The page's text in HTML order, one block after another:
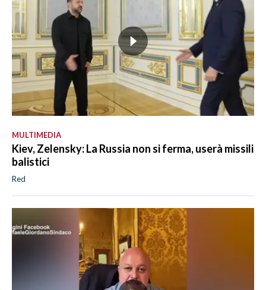
MULTIMEDIA
Kiev, Zelensky: La Russia non si ferma, userà missili
balistici
Red